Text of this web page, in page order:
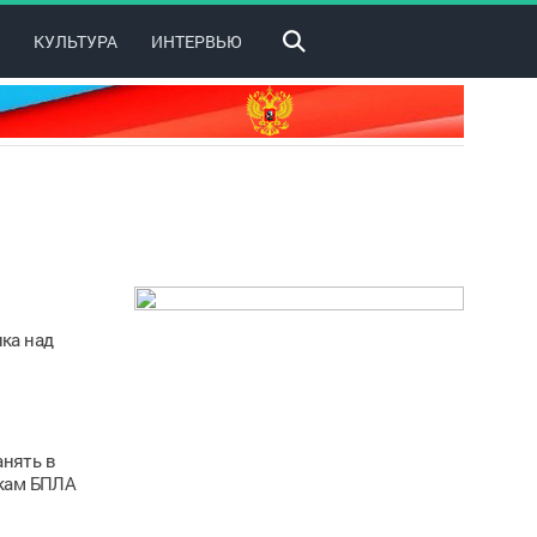
КУЛЬТУРА ИНТЕРВЬЮ
над
в
БПЛА